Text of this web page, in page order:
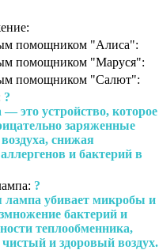
помощником "Алиса":
помощником "Маруся":
помощником "Салют":
?
— это устройство, которое
заряженные
снижая
и бактерий в
?
лампа убивает микробы и
бактерий и
теплообменника,
чистый и здоровый воздух.